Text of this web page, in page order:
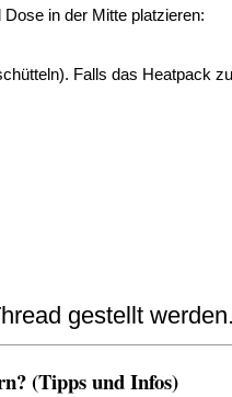
in der Mitte platzieren:
Falls das Heatpack
gestellt werden.
(Tipps und Infos)